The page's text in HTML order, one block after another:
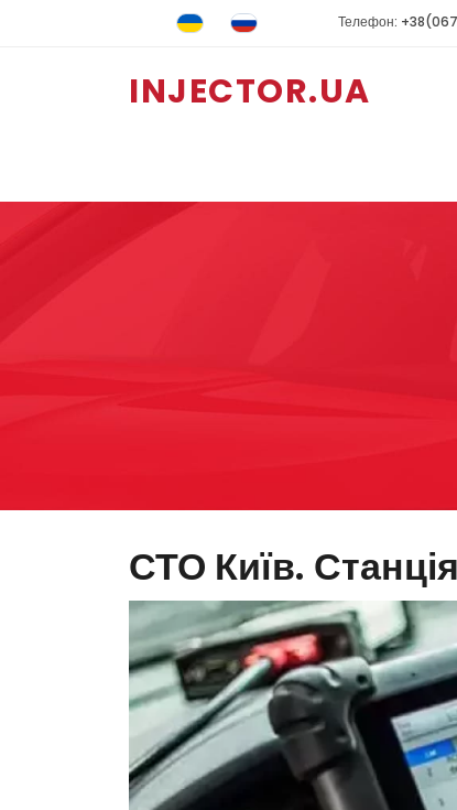
Телефон:
INJECTOR.UA
СТО Київ.